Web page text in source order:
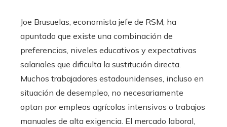
Joe Brusuelas, economista jefe de RSM, ha
apuntado que existe una combinación de
preferencias, niveles educativos y expectativas
salariales que dificulta la sustitución directa.
Muchos trabajadores estadounidenses, incluso en
situación de desempleo, no necesariamente
optan por empleos agrícolas intensivos o trabajos
manuales de alta exigencia. El mercado laboral,